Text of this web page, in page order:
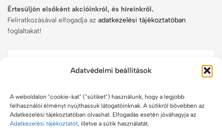
Adatvédelmi beállítások
A weboldalon "cookie-kat" ("sütiket") használunk, hogy a legjobb
felhasználói élményt nyújthassuk látogatóinknak. A sütikről bővebben az
Adatkezelési tájékoztatóban olvashat. Elfogadás esetén jóváhagyja az
Adatkezelési tájékoztatót, illetve a sütik használatát.
Értesüljön elsőként akcióinkról, és híreinkről.
Feliratkozásával elfogadja az adatkezelési tájékoztatóban
foglaltakat!
Feliratkozom